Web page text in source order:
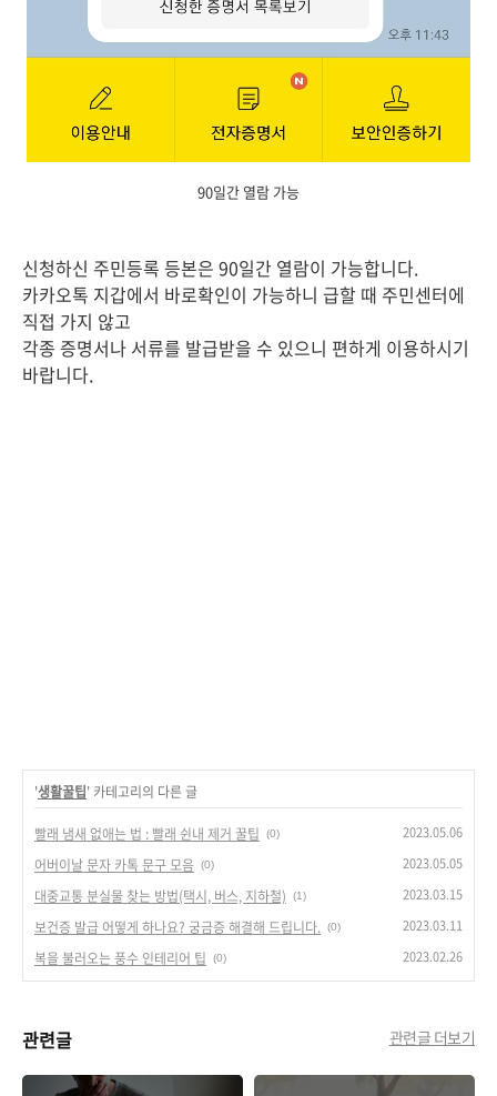
90일간 열람 가능
신청하신 주민등록 등본은 90일간 열람이 가능합니다.
카카오톡 지갑에서 바로확인이 가능하니 급할 때 주민센터에
직접 가지 않고
각종 증명서나 서류를 발급받을 수 있으니 편하게 이용하시기
바랍니다.
'생활꿀팁' 카테고리의 다른 글
빨래 냄새 없애는 법 : 빨래 쉰내 제거 꿀팁 (0) 2023.05.06
어버이날 문자 카톡 문구 모음 (0) 2023.05.05
대중교통 분실물 찾는 방법(택시, 버스, 지하철) (1) 2023.03.15
보건증 발급 어떻게 하나요? 궁금증 해결해 드립니다. (0) 2023.03.11
복을 불러오는 풍수 인테리어 팁 (0) 2023.02.26
관련글 관련글 더보기